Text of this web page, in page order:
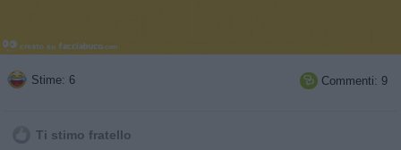
Stime: 6  Commenti: 9
Ti stimo fratello